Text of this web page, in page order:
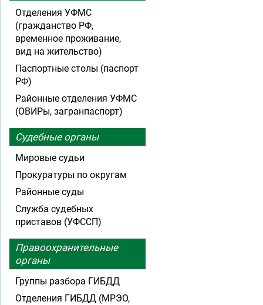
Отделения УФМС
(гражданство РФ,
временное проживание,
вид на жительство)
Паспортные столы (паспорт
РФ)
Районные отделения УФМС
(ОВИРы, загранпаспорт)
Судебные органы
Мировые судьи
Прокуратуры по округам
Районные суды
Служба судебных
приставов (УФССП)
Правоохранительные
органы
Группы разбора ГИБДД
Отделения ГИБДД (МРЭО,